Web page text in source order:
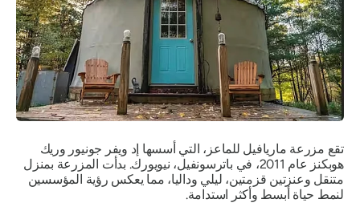
تقع مزرعة ماريافيل للماعز، التي أسسها إد ويفر جونيور وريك
هوبكنز عام 2011، في باترسونفيل، نيويورك. بدأت المزرعة بمنزل
متنقل وعنزتين قزمتين، ليلي وداليا، مما يعكس رؤية المؤسسين
لنمط حياة أبسط وأكثر استدامة.